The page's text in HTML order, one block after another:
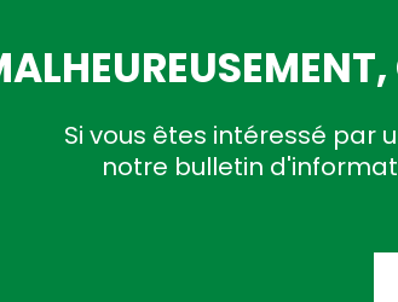
Si vous êtes intéressé par
notre bulletin